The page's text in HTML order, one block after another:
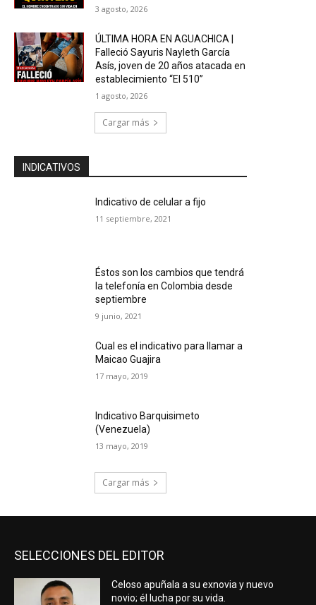
3 agosto, 2026
ÚLTIMA HORA EN AGUACHICA |
Falleció Sayuris Nayleth García
Asís, joven de 20 años atacada en
establecimiento “El 510”
1 agosto, 2026
Cargar más
INDICATIVOS
Indicativo de celular a fijo
11 septiembre, 2021
Éstos son los cambios que tendrá
la telefonía en Colombia desde
septiembre
9 junio, 2021
Cual es el indicativo para llamar a
Maicao Guajira
17 mayo, 2019
Indicativo Barquisimeto
(Venezuela)
13 mayo, 2019
Cargar más
SELECCIONES DEL EDITOR
Celoso apuñala a su exnovia y nuevo
novio; él lucha por su vida.